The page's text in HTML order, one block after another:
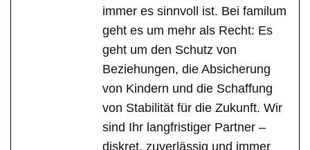
immer es sinnvoll ist. Bei familum
geht es um mehr als Recht: Es
geht um den Schutz von
Beziehungen, die Absicherung
von Kindern und die Schaffung
von Stabilität für die Zukunft. Wir
sind Ihr langfristiger Partner –
diskret, zuverlässig und immer